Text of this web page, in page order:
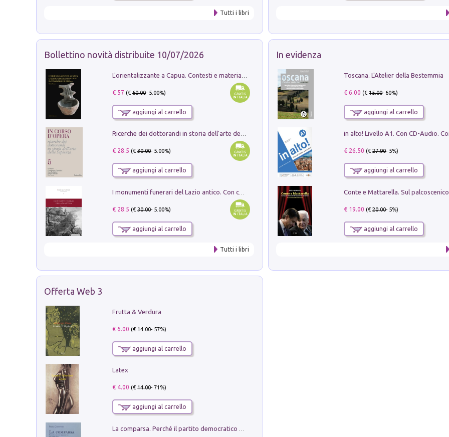
Tutti i libri
Bollettino novità distribuite 10/07/2026
€ 57 (€60.00- 5.00%)
aggiungi al carrello
Ricerche dei dottorandi in storia dell'arte della Sapienza
€ 28.5 (€30.00- 5.00%)
aggiungi al carrello
I monumenti funerari del Lazio antico. Con cartella con tavole
€ 28.5 (€30.00- 5.00%)
aggiungi al carrello
Tutti i libri
In evidenza
Toscana. L'Atelier della Bestemmia
€ 6.00 (€15.00- 60%)
aggiungi al carrello
€ 26.50 (€27.90- 5%)
aggiungi al carrello
€ 19.00 (€20.00- 5%)
aggiungi al carrello
Offerta Web 3
Frutta & Verdura
€ 6.00 (€14.00- 57%)
aggiungi al carrello
Latex
€ 4.00 (€14.00- 71%)
aggiungi al carrello